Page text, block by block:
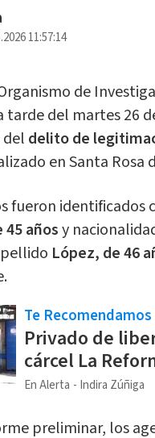
11:57:14
de
del martes 26
del delito de
en Santa Rosa
fueron identificados
añosy
López, de 46
Te Recomendamos
Privado de
cárcel La
En Alerta Indira Zúñiga
preliminar, los